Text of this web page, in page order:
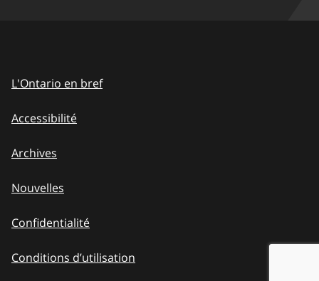
L'Ontario en bref
Accessibilité
Archives
Nouvelles
Confidentialité
Conditions d’utilisation